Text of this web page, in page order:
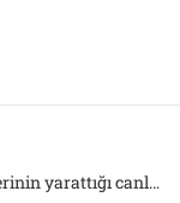
RÖPORTAJ | Emine Uçak, İstanbul Suriyelilerinin yarattığı canlı kültür mekânlarının 2016’dan sonraki çöküşünü anlatıyor